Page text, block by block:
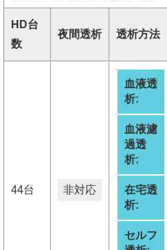
HD台
数
夜間透析 透析方法
44台 非対応
血液透
析:
血液濾
過透
析:
在宅透
析:
セルフ